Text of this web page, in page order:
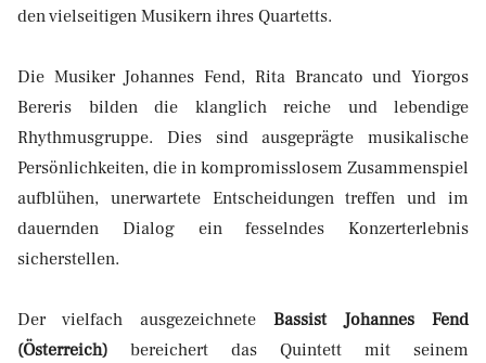
den vielseitigen Musikern ihres Quartetts.
Die Musiker Johannes Fend, Rita Brancato und Yiorgos
Bereris bilden die klanglich reiche und lebendige
Rhythmusgruppe. Dies sind ausgeprägte musikalische
Persönlichkeiten, die in kompromisslosem Zusammenspiel
aufblühen, unerwartete Entscheidungen treffen und im
dauernden Dialog ein fesselndes Konzerterlebnis
sicherstellen.
Der vielfach ausgezeichnete Bassist Johannes Fend
(Österreich) bereichert das Quintett mit seinem